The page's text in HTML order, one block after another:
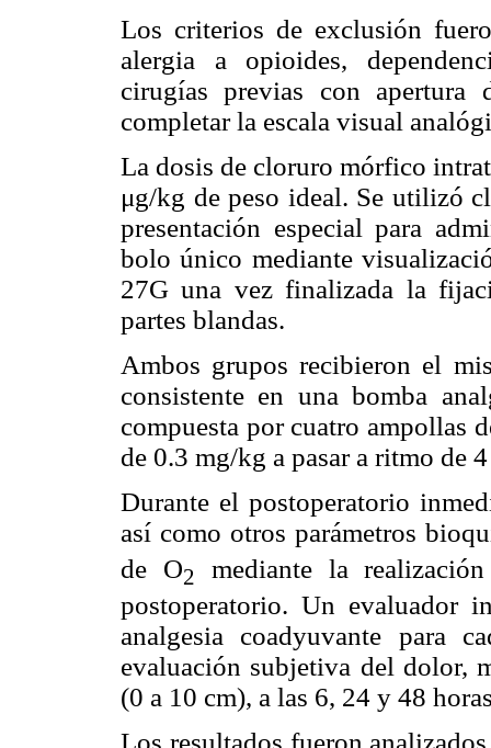
Los criterios de exclusión
alergia a opioides,
cirugías previas con apertura
completar la escala visual
La dosis de cloruro mórfico
μg/kg de peso ideal. Se utilizó
presentación especial para
bolo único mediante
27G una vez finalizada la
partes blandas.
Ambos grupos recibieron el
consistente en una bomba
compuesta por cuatro ampollas
de 0.3 mg/kg a pasar a ritmo de
Durante el postoperatorio
así como otros parámetros
de O2
mediante la
postoperatorio. Un evaluador
analgesia coadyuvante para
evaluación subjetiva del dolor,
(0 a 10 cm), a las 6, 24 y 48